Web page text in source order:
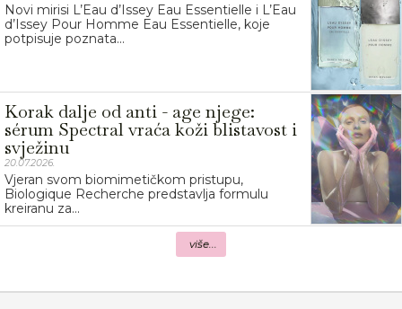
Novi mirisi L’Eau d’Issey Eau Essentielle i L’Eau
d’Issey Pour Homme Eau Essentielle, koje
potpisuje poznata...
Korak dalje od anti - age njege:
sérum Spectral vraća koži blistavost i
svježinu
20.07.2026.
Vjeran svom biomimetičkom pristupu,
Biologique Recherche predstavlja formulu
kreiranu za...
više...